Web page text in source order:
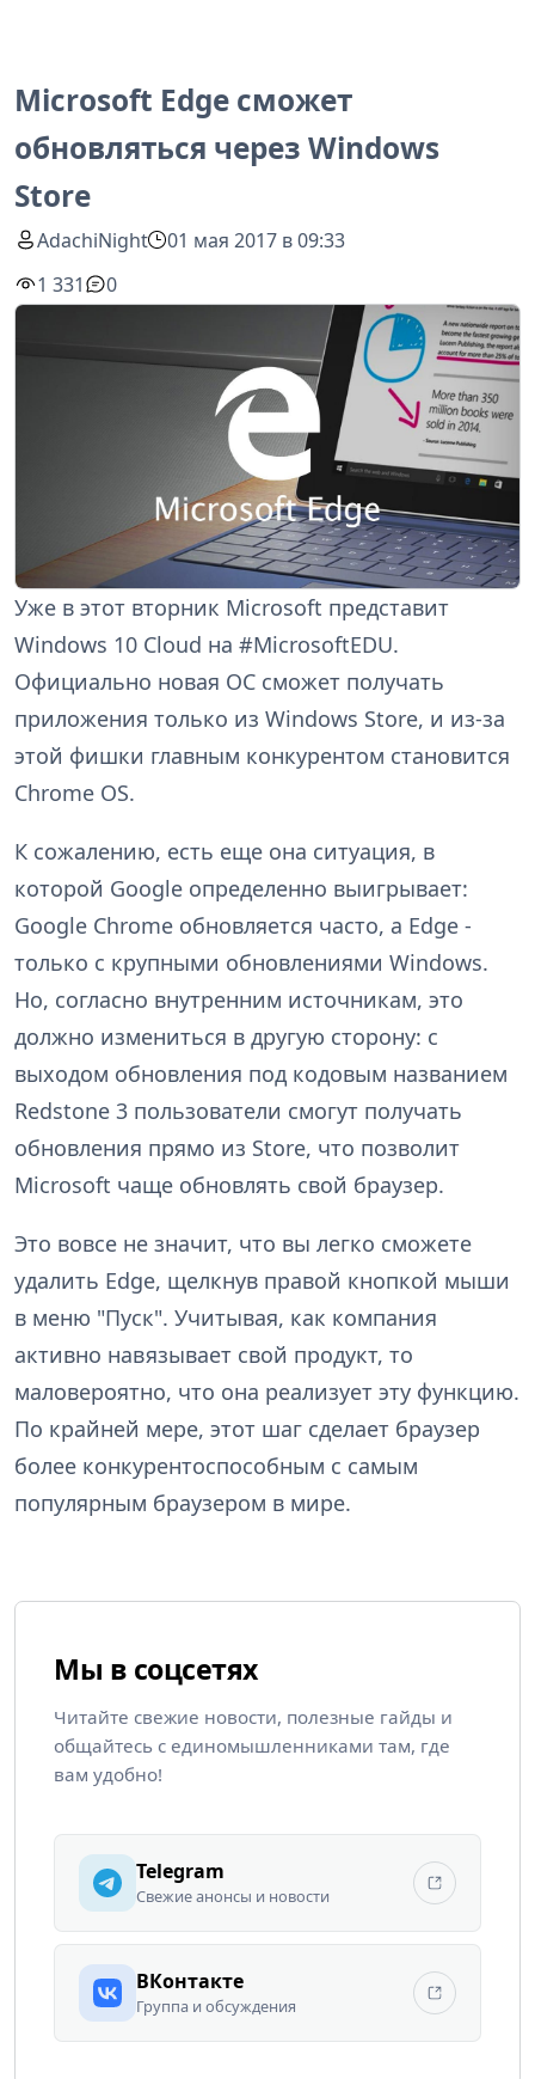
Microsoft Edge сможет
обновляться через Windows
Store
AdachiNight
01 мая 2017 в 09:33
1 331
0
Уже в этот вторник Microsoft представит
Windows 10 Cloud на #MicrosoftEDU.
Официально новая ОС сможет получать
приложения только из Windows Store, и из-за
этой фишки главным конкурентом становится
Chrome OS.
К сожалению, есть еще она ситуация, в
которой Google определенно выигрывает:
Google Chrome обновляется часто, а Edge -
только с крупными обновлениями Windows.
Но, согласно внутренним источникам, это
должно измениться в другую сторону: с
выходом обновления под кодовым названием
Redstone 3 пользователи смогут получать
обновления прямо из Store, что позволит
Microsoft чаще обновлять свой браузер.
Это вовсе не значит, что вы легко сможете
удалить Edge, щелкнув правой кнопкой мыши
в меню "Пуск". Учитывая, как компания
активно навязывает свой продукт, то
маловероятно, что она реализует эту функцию.
По крайней мере, этот шаг сделает браузер
более конкурентоспособным с самым
популярным браузером в мире.
Мы в соцсетях
Читайте свежие новости, полезные гайды и
общайтесь с единомышленниками там, где
вам удобно!
Telegram
Свежие анонсы и новости
ВКонтакте
Группа и обсуждения